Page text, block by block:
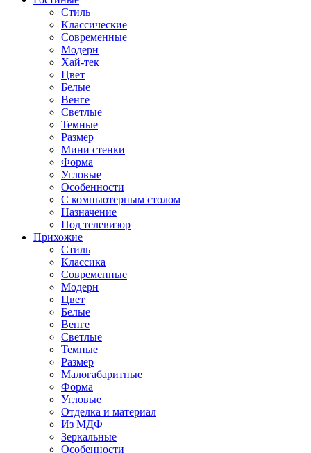
Стиль
Классические
Современные
Модерн
Хай-тек
Цвет
Белые
Венге
Светлые
Темные
Размер
Мини стенки
Форма
Угловые
Особенности
С компьютерным столом
Назначение
Под телевизор
Прихожие
Стиль
Классика
Современные
Модерн
Цвет
Белые
Венге
Светлые
Темные
Размер
Малогабаритные
Форма
Угловые
Отделка и материал
Из МДФ
Зеркальные
Особенности